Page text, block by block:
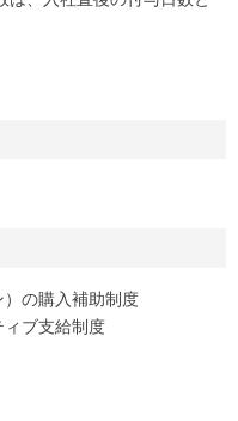
）の購入補助制度
ィブ支給制度